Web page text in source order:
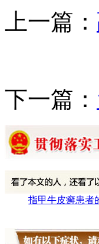
上一篇：
下一篇：
指甲牛皮癣患者